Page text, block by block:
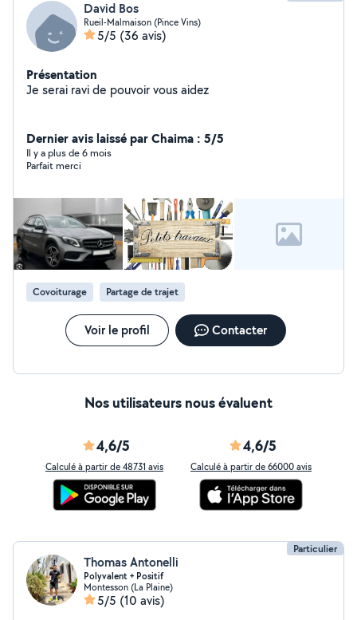
David Bos
Rueil-Malmaison (Pince Vins)
5/5 (36 avis)
Présentation
Je serai ravi de pouvoir vous aidez
Dernier avis laissé par Chaima : 5/5
Il y a plus de 6 mois
Parfait merci
Covoiturage Partage de trajet
Voir le profil Contacter
Nos utilisateurs nous évaluent
4,6/5
Calculé à partir de 48731 avis
4,6/5
Calculé à partir de 66000 avis
Particulier
Thomas Antonelli
Polyvalent + Positif
Montesson (La Plaine)
5/5 (10 avis)